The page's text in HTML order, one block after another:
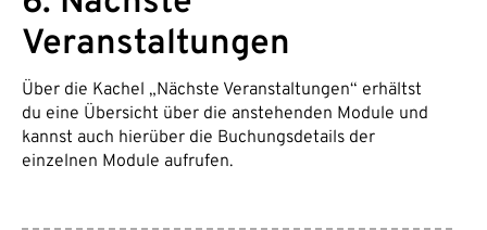
Veranstaltungen
Über die Kachel „Nächste Veranstaltungen“ erhältst
du eine Übersicht über die anstehenden Module und
kannst auch hierüber die Buchungsdetails der
einzelnen Module aufrufen.